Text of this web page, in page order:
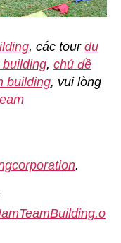
, các tour du
, chủ đề
building, vui lòng
.